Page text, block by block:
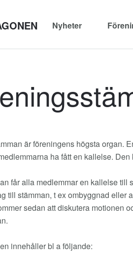
Nyheter
är föreningens högsta organ.
ha fått en kallelse.
får alla medlemmar en kallelse till
till stämman, t ex ombyggnad
sedan att diskutera motionen
innehåller bl a följande: